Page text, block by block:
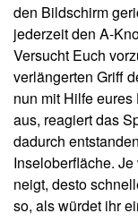
Fernbedienung
Landung ein klein
unbedingt
diese Aufgabe
zahlreichen
noch etwas
Die Welt